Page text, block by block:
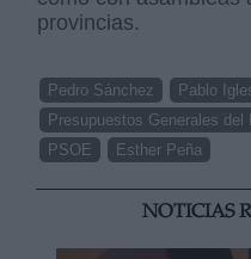
provincias.
Pedro Sánchez
Pablo
Presupuestos Generales del
PSOE
Esther Peña
NOTICIAS